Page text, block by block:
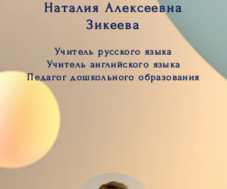
Наталия Алексеевна
Зикеева
Учитель русского языка
Учитель английского языка
Педагог дошкольного образования